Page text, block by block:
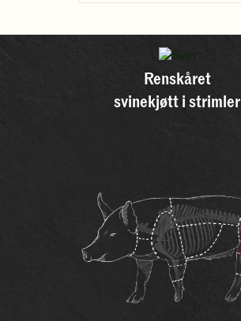
Renskåret
svinekjøtt i strimler